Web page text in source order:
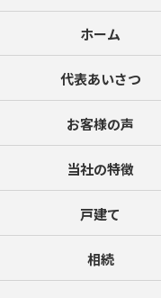
ホーム
代表あいさつ
お客様の声
当社の特徴
戸建て
相続